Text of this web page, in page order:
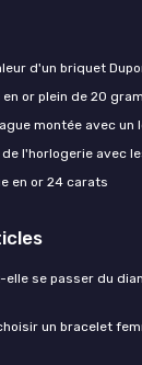
d'un briquet
or plein de 20
montée avec un
l'horlogerie avec
en or 24 carats
se passer du
un bracelet